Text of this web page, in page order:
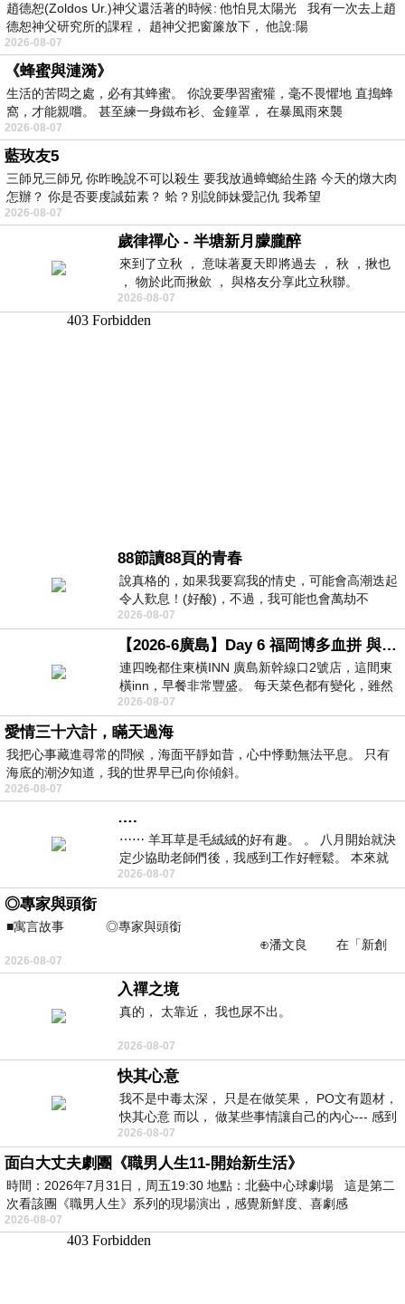
趙德恕(Zoldos Ur.)神父還活著的時候: 他怕見太陽光 我有一次去上趙
德恕神父研究所的課程， 趙神父把窗簾放下， 他說:陽
2026-08-07
《蜂蜜與漣漪》
生活的苦悶之處，必有其蜂蜜。 你說要學習蜜獾，毫不畏懼地 直搗蜂
窩，才能親嚐。 甚至練一身鐵布衫、金鐘罩， 在暴風雨來襲
2026-08-07
藍玫友5
三師兄三師兄 你昨晚說不可以殺生 要我放過蟑螂給生路 今天的燉大肉
怎辦？ 你是否要虔誠茹素？ 蛤？別說師妹愛記仇 我希望
2026-08-07
歲律禪心 - 半塘新月朦朧醉
來到了立秋 ， 意味著夏天即將過去 ， 秋 ，揪也
， 物於此而揪歛 ， 與格友分享此立秋聯。
2026-08-07
88節讀88頁的青春
說真格的，如果我要寫我的情史，可能會高潮迭起
令人歎息！(好酸)，不過，我可能也會萬劫不
復...，每天跪鍵盤還是被判了花心的罪
2026-08-07
【2026-6廣島】Day 6 福岡博多血拼 與機場接送少年司機深夜對談
連四晚都住東橫INN 廣島新幹線口2號店，這間東
橫inn，早餐非常豐盛。 每天菜色都有變化，雖然
看到工作人員拿出料理包加熱，但
2026-08-07
愛情三十六計，瞞天過海
我把心事藏進尋常的問候，海面平靜如昔，心中悸動無法平息。 只有
海底的潮汐知道，我的世界早已向你傾斜。
2026-08-07
….
⋯⋯ 羊耳草是毛絨絨的好有趣。 。 八月開始就決
定少協助老師們後，我感到工作好輕鬆。 本來就
不是我的工作啊。 真
2026-08-07
◎專家與頭銜
■寓言故事 ◎專家與頭銜
⊕潘文良 在「新創
之谷」裡——
2026-08-07
入禪之境
真的， 太靠近， 我也尿不出。
2026-08-07
快其心意
我不是中毒太深， 只是在做笑果， PO文有題材，
快其心意 而以， 做某些事情讓自己的內心--- 感到
愉快。
2026-08-07
面白大丈夫劇團《職男人生11-開始新生活》
時間：2026年7月31日，周五19:30 地點：北藝中心球劇場 這是第二
次看該團《職男人生》系列的現場演出，感覺新鮮度、喜劇感
2026-08-07